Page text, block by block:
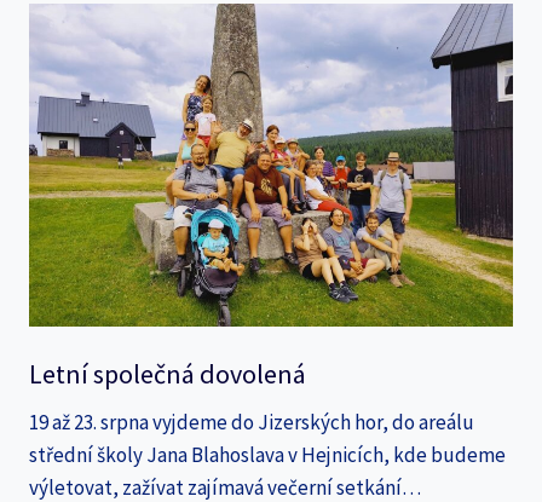
Letní společná dovolená
19 až 23. srpna vyjdeme do Jizerských hor, do areálu
střední školy Jana Blahoslava v Hejnicích, kde budeme
výletovat, zažívat zajímavá večerní setkání…